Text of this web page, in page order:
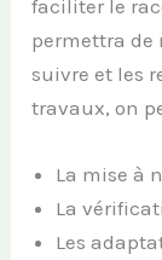
faciliter le
permettra de
suivre et les
travaux, on
La mise à
La
Les